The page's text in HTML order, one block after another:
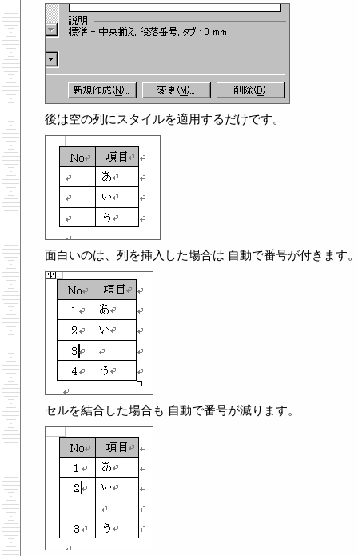
後は空の列にスタイルを適用するだけです。
面白いのは、列を挿入した場合は 自動で番号が付きます
セルを結合した場合も 自動で番号が減ります。